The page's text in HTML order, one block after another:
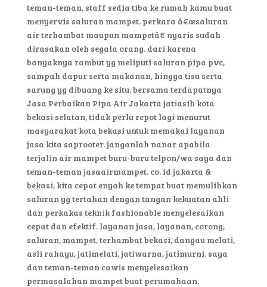
teman-teman, staff sedia tiba ke rumah kamu buat
menyervis saluran mampet. perkara â€œsaluran
air terhambat maupun mampetâ€ nyaris sudah
dirasakan oleh segala orang. dari karena
banyaknya rambut yg meliputi saluran pipa pvc,
sampah dapur serta makanan, hingga tisu serta
sarung yg dibuang ke situ. bersama terdapatnya
Jasa Perbaikan Pipa Air Jakarta jatiasih kota
bekasi selatan, tidak perlu repot lagi menurut
masyarakat kota bekasi untuk memakai layanan
jasa kita saprooter. janganlah nanar apabila
terjalin air mampet buru-buru telpon/wa saya dan
teman-teman jasaairmampet. co. id jakarta &
bekasi, kita cepat enyah ke tempat buat memulihkan
saluran yg tertahan dengan tangan kekuatan ahli
dan perkakas teknik fashionable menyelesaikan
cepat dan efektif. layanan jasa, layanan, corong,
saluran, mampet, terhambat bekasi, dangau melati,
asli rahayu, jatimelati, jatiwarna, jatimurni. saya
dan teman-teman cawis menyelesaikan
permasalahan mampet buat perumahaan,